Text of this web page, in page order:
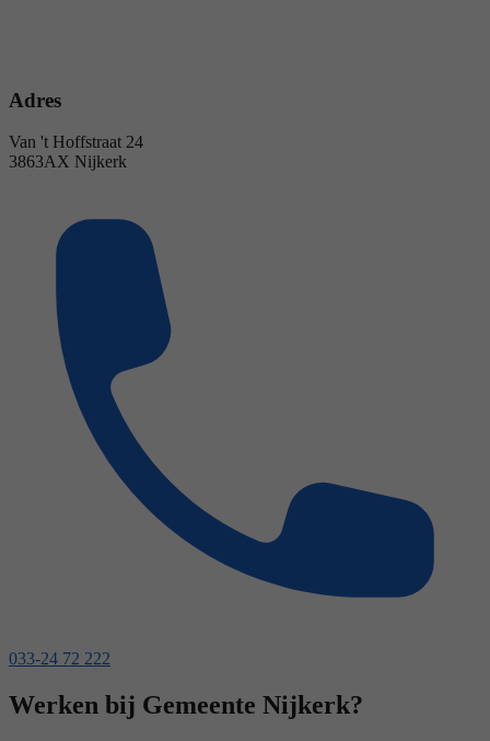
Adres
Van 't Hoffstraat 24
3863AX Nijkerk
033-24 72 222
Werken bij Gemeente Nijkerk?